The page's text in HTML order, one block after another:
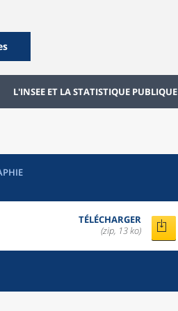
L'INSEE ET LA STATISTIQUE PUBLIQUE
TÉLÉCHARGER
(zip, 13 ko)